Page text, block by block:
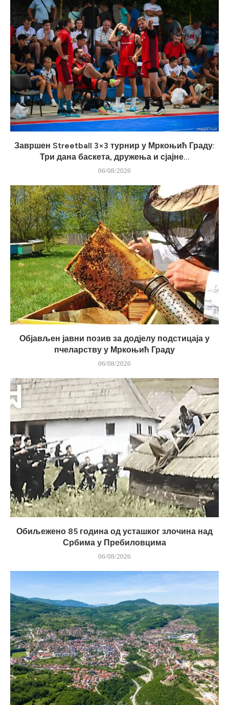
Завршен Streetball 3×3 турнир у Мркоњић Граду:
Три дана баскета, дружења и сјајне...
06/08/2026
Објављен јавни позив за додјелу подстицаја у
пчеларству у Мркоњић Граду
06/08/2026
Обиљежено 85 година од усташког злочина над
Србима у Пребиловцима
06/08/2026